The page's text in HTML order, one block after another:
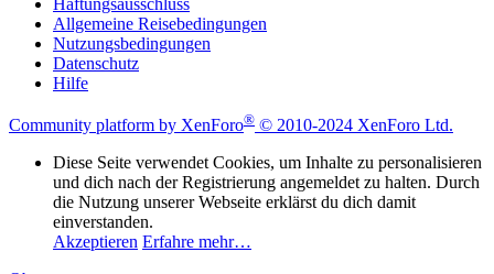
Haftungsausschluss
Allgemeine Reisebedingungen
Nutzungsbedingungen
Datenschutz
Hilfe
Community platform by XenForo® © 2010-2024 XenForo Ltd.
Diese Seite verwendet Cookies, um Inhalte zu personalisieren
und dich nach der Registrierung angemeldet zu halten. Durch
die Nutzung unserer Webseite erklärst du dich damit
einverstanden.
Akzeptieren Erfahre mehr…